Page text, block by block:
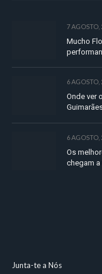
7 AGOSTO,
Mucho
6 AGOSTO,
Onde ver
6 AGOSTO,
Os
chegam a
Junta-te a Nós